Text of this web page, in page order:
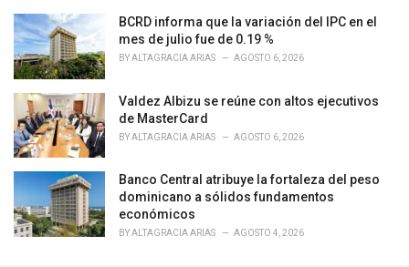
:
BCRD informa que la variación del IPC en el
mes de julio fue de 0.19 %
BYALTAGRACIA ARIAS AGOSTO 6, 2026
Valdez Albizu se reúne con altos ejecutivos
de MasterCard
BYALTAGRACIA ARIAS AGOSTO 6, 2026
Banco Central atribuye la fortaleza del peso
dominicano a sólidos fundamentos
económicos
BYALTAGRACIA ARIAS AGOSTO 4, 2026